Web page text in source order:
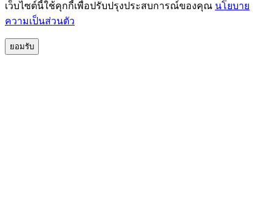
เว็บไซต์นี้ใช้คุกกี้เพื่อปรับปรุงประสบการณ์ของคุณ นโยบาย
ความเป็นส่วนตัว
ยอมรับ